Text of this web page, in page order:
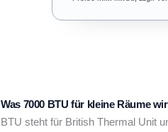
Was 7000 BTU für kleine Räume
BTU steht für British Thermal Unit